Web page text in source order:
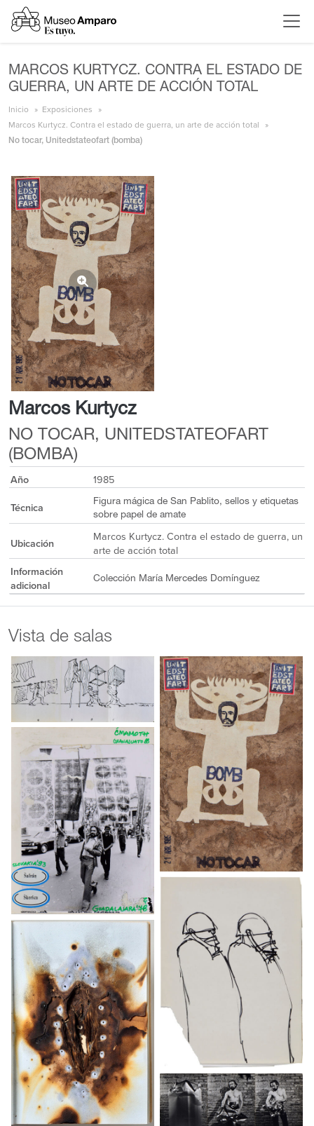
MARCOS KURTYCZ. CONTRA EL ESTADO DE
GUERRA, UN ARTE DE ACCIÓN TOTAL
Inicio
Exposiciones
Marcos Kurtycz. Contra el estado de guerra, un arte de acción total
No tocar, Unitedstateofart (bomba)
Marcos Kurtycz
NO TOCAR, UNITEDSTATEOFART
(BOMBA)
Año 1985
Técnica
Figura mágica de San Pablito, sellos y etiquetas
sobre papel de amate
Ubicación
Marcos Kurtycz. Contra el estado de guerra, un
arte de acción total
Información
adicional
Colección María Mercedes Domínguez
Vista de salas